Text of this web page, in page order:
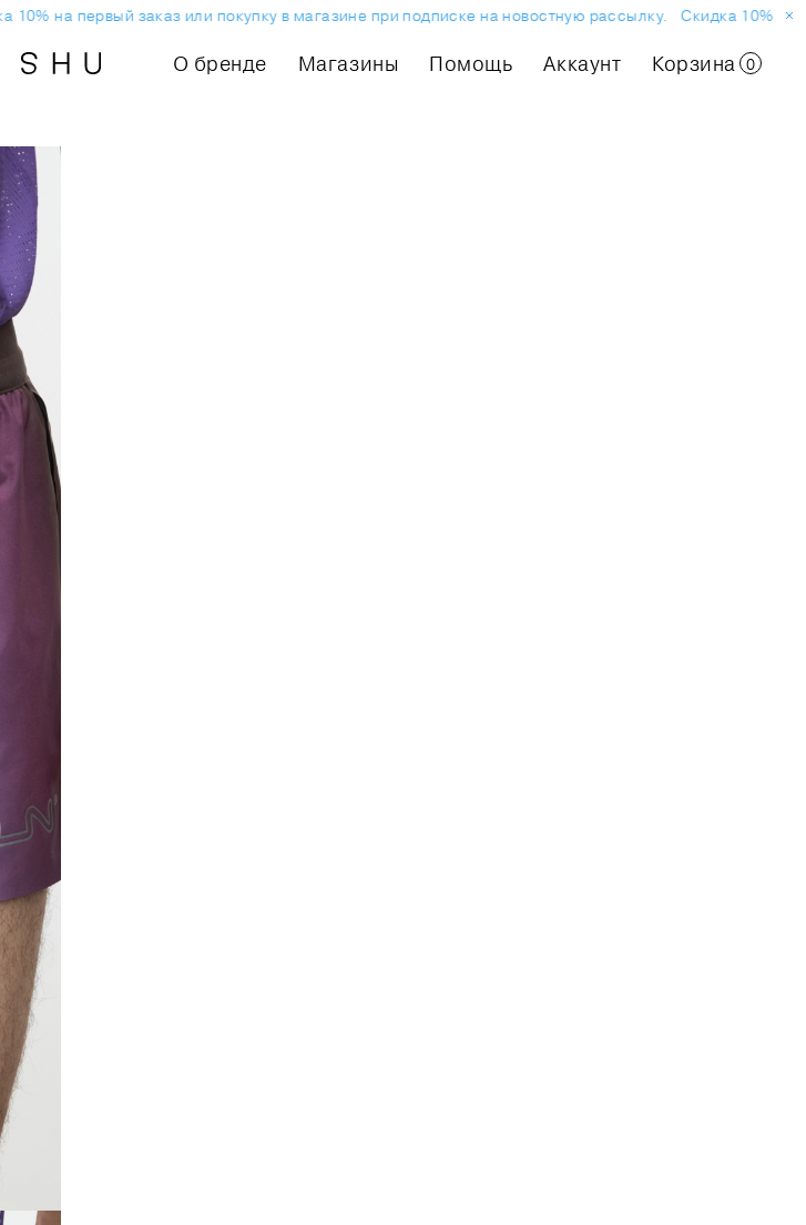
на первый заказ или покупку в магазине при подписке на новостную рассылку. Скидка 10% на
О бренде Магазины Помощь Аккаунт Корзина 0